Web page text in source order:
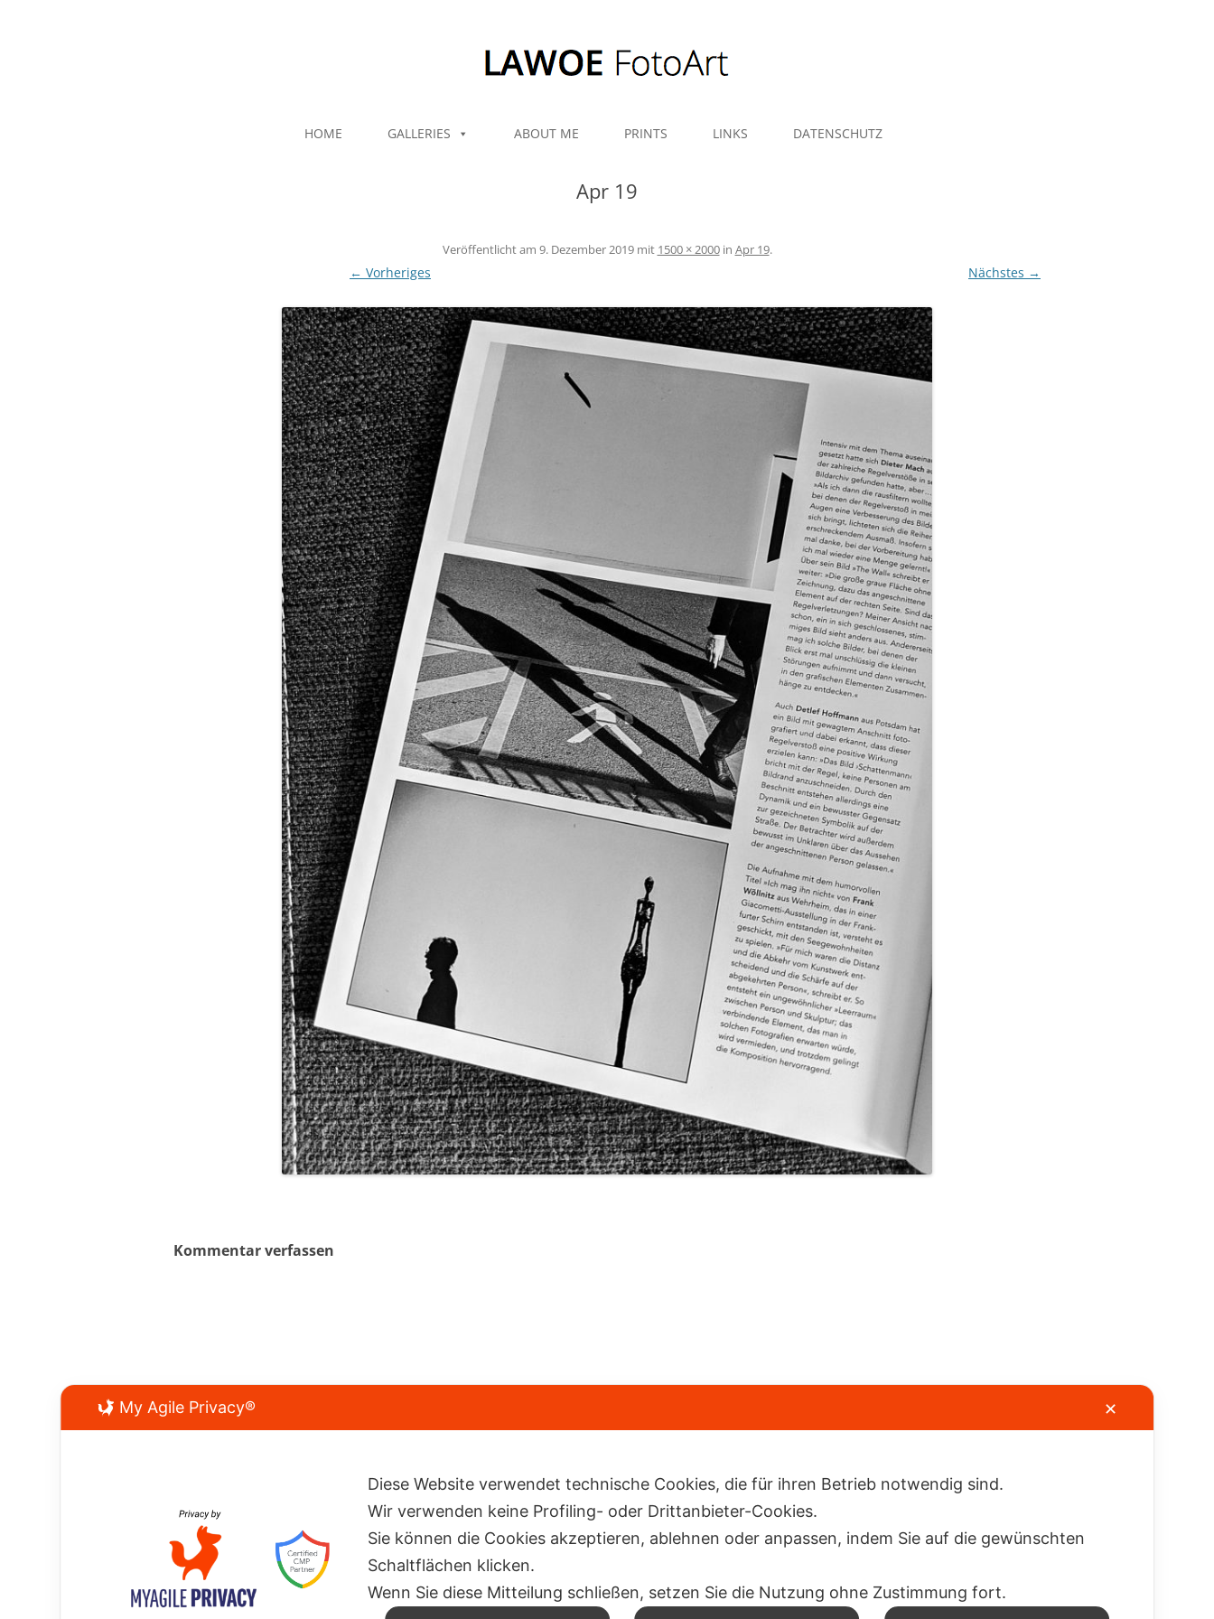
HOME GALLERIES ABOUT ME PRINTS LINKS DATENSCHUTZ
Apr 19
Veröffentlicht am 9. Dezember 2019mit 1500 × 2000in Apr 19.
← Vorheriges Nächstes →
Kommentar verfassen
My Agile Privacy® ✕
Diese Website verwendet technische Cookies, die für ihren Betrieb notwendig sind.
Wir verwenden keine Profiling- oder Drittanbieter-Cookies.
Sie können die Cookies akzeptieren, ablehnen oder anpassen, indem Sie auf die gewünschten
Schaltflächen klicken.
Wenn Sie diese Mitteilung schließen, setzen Sie die Nutzung ohne Zustimmung fort.